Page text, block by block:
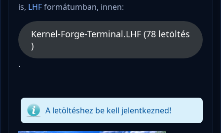
is, LHFformátumban, innen:
Kernel-Forge-Terminal.LHF (78 letöltés
)
.
A letöltéshez be kell jelentkezned!